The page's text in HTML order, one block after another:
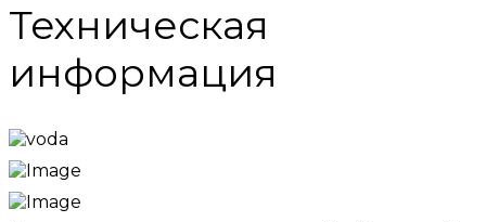
Техническая
информация